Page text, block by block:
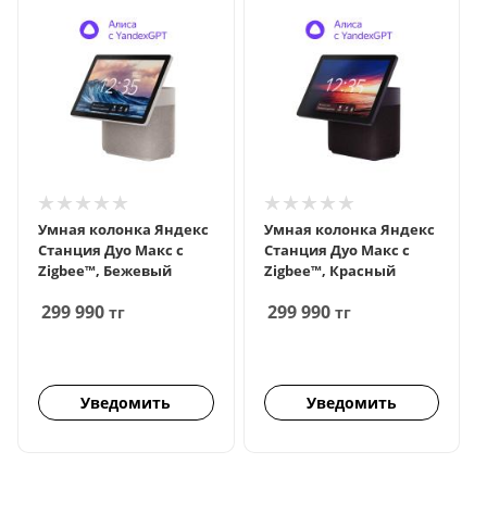
Умная колонка Яндекс
Станция Дуо Макс с
Zigbee™, Бежевый
299 990 тг
Уведомить
Умная колонка Яндекс
Станция Дуо Макс с
Zigbee™, Красный
299 990тг
Уведомить